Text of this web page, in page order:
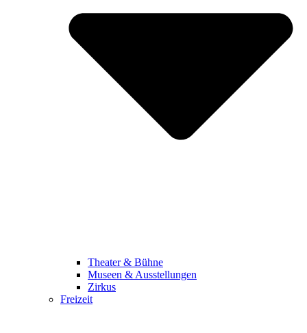
Theater & Bühne
Museen & Ausstellungen
Zirkus
Freizeit